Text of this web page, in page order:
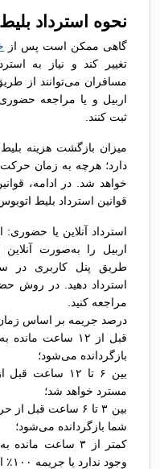
نحوه استرداد
گاهی ممکن است پس از
تغییر کند و نیاز به
مسافران می‌توانند از
اربیل و یا مراجعه
ثبت کنند.
میزان بازگشت هزینه
دارد؛ هرچه به زمان
خواهد شد. در ادامه،
قوانین استرداد بلیط
استرداد آنلاین یا
اربیل را به‌صورت آنلاین
طریق پنل کاربری در
استرداد دهید. در روش
مراجعه کنید.
درصد جریمه بر اساس
بازگردانده می‌شود؛
مسترد خواهد شد؛
شما بازگردانده می‌شود؛
کمتر از ۳ ساعت
وجود ندارد یا جریمه ۱۰۰٪ اعمال می‌شود.